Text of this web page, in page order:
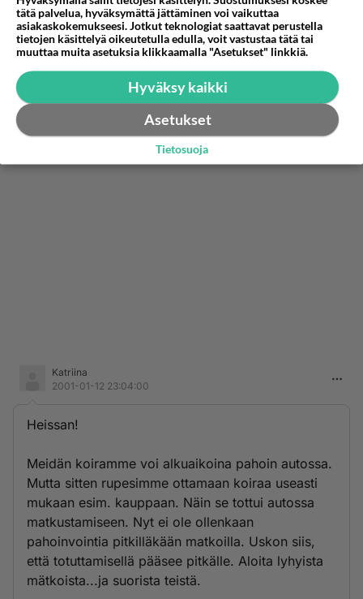
Motto: Olisi sinullakin huono olo jos vatsa on
oksennusta täynnä! ;-)
Äänestä Kommentoi
Katriina
2001-01-12 23:04:00
Heissan!
Meidän koiramme voi alkuaikoina pahoin autossa.
Mutta sitten rupesimme ottamaan koiraa useasti
mukaan esim. kauppaan. Näin se tottui autossa
matkustamiseen. Nyt ei ole ollenkaan
pahoinvointia pitkilläkään matkoilla. Uskon siis,
että totuttamisellä pääsee pitkälle. Aloita lyhyista
mätkoista...ja suorista teistä.
tätä palvelua, hyväksymättä jättäminen voi vaikuttaa
asiakaskokemukseesi. Jotkut teknologiat saattavat perustella
tietojen käsittelyä oikeutetulla edulla, voit vastustaa tätä tai
muuttaa muita asetuksia klikkaamalla "Asetukset" linkkiä.
Hyväksy kaikki
Asetukset
Tietosuoja